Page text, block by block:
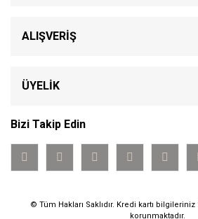
ALIŞVERİŞ
ÜYELİK
Bizi Takip Edin
© Tüm Hakları Saklıdır. Kredi kartı
korunmaktadır.